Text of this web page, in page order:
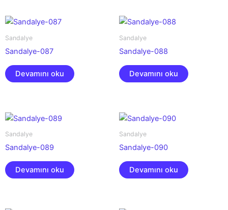
Sandalye
Sandalye-087
Devamını oku
Sandalye
Sandalye-088
Devamını oku
Sandalye
Sandalye-089
Devamını oku
Sandalye
Sandalye-090
Devamını oku